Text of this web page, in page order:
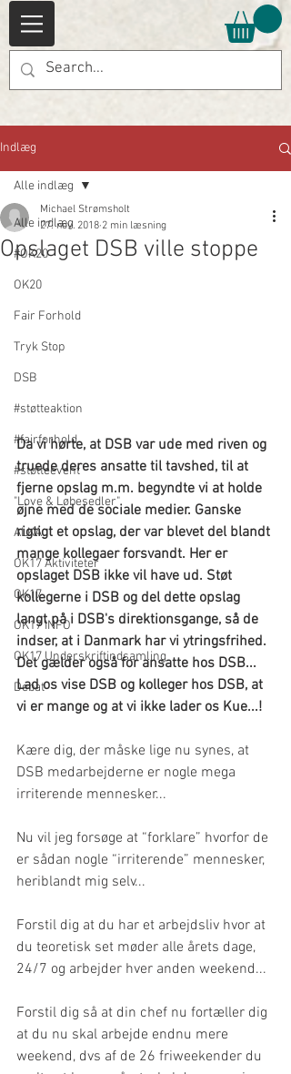
Indlæg
Alle indlæg
#OK20
OK20
Fair Forhold
Tryk Stop
DSB
#støtteaktion
#fairforhold
#støtteevent
"Love & Løbesedler"
ALKA
OK17 Aktiviteter
OK17
OK17 INFO
OK17 Underskriftindsamling
Debat
Alle indlæg
Opslaget DSB ville stoppe
Michael Strømsholt
27. nov. 2018 2 min læsning
Da vi hørte, at DSB var ude med riven og
truede deres ansatte til tavshed, til at
fjerne opslag m.m. begyndte vi at holde
øjne med de sociale medier. Ganske
rigtigt et opslag, der var blevet del blandt
mange kollegaer forsvandt. Her er
opslaget DSB ikke vil have ud. Støt
kollegerne i DSB og del dette opslag
langt på i DSB's direktionsgange, så de
indser, at i Danmark har vi ytringsfrihed.
Det gælder også for ansatte hos DSB...
Lad os vise DSB og kolleger hos DSB, at
vi er mange og at vi ikke lader os Kue...!
Kære dig, der måske lige nu synes, at
DSB medarbejderne er nogle mega
irriterende mennesker...
Nu vil jeg forsøge at “forklare” hvorfor de
er sådan nogle “irriterende” mennesker,
heriblandt mig selv...
Forstil dig at du har et arbejdsliv hvor at
du teoretisk set møder alle årets dage,
24/7 og arbejder hver anden weekend...
Forstil dig så at din chef nu fortæller dig
at du nu skal arbejde endnu mere
weekend, dvs af de 26 friweekender du